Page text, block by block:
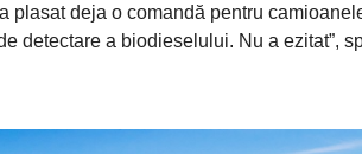
plasat deja o comandă pentru
detectare a biodieselului. Nu a ezitat”,